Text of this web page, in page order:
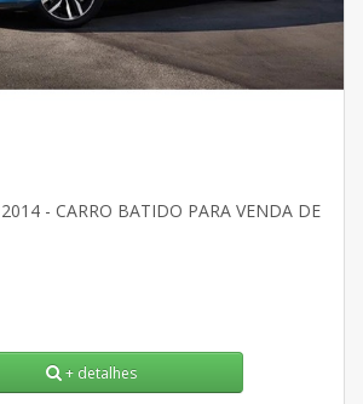
- CARRO BATIDO PARA VENDA DE
+ detalhes